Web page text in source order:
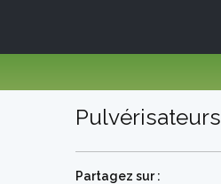
Pulvérisateurs
Partagez sur :